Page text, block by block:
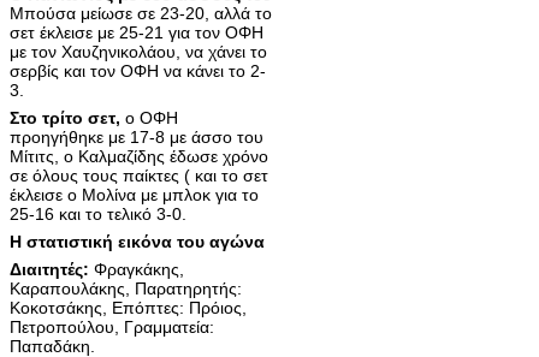
Μπούσα μείωσε σε 23-20, αλλά το
σετ έκλεισε με 25-21 για τον ΟΦΗ
με τον Χαυζηνικολάου, να χάνει το
σερβίς και τον ΟΦΗ να κάνει το 2-
3.
Στο τρίτο σετ, ο ΟΦΗ
προηγήθηκε με 17-8 με άσσο του
Μίτιτς, ο Καλμαζίδης έδωσε χρόνο
σε όλους τους παίκτες ( και το σετ
έκλεισε ο Μολίνα με μπλοκ για το
25-16 και το τελικό 3-0.
Η στατιστική εικόνα του αγώνα
Διαιτητές: Φραγκάκης,
Καραπουλάκης, Παρατηρητής:
Κοκοτσάκης, Επόπτες: Πρόιος,
Πετροπούλου, Γραμματεία:
Παπαδάκη.